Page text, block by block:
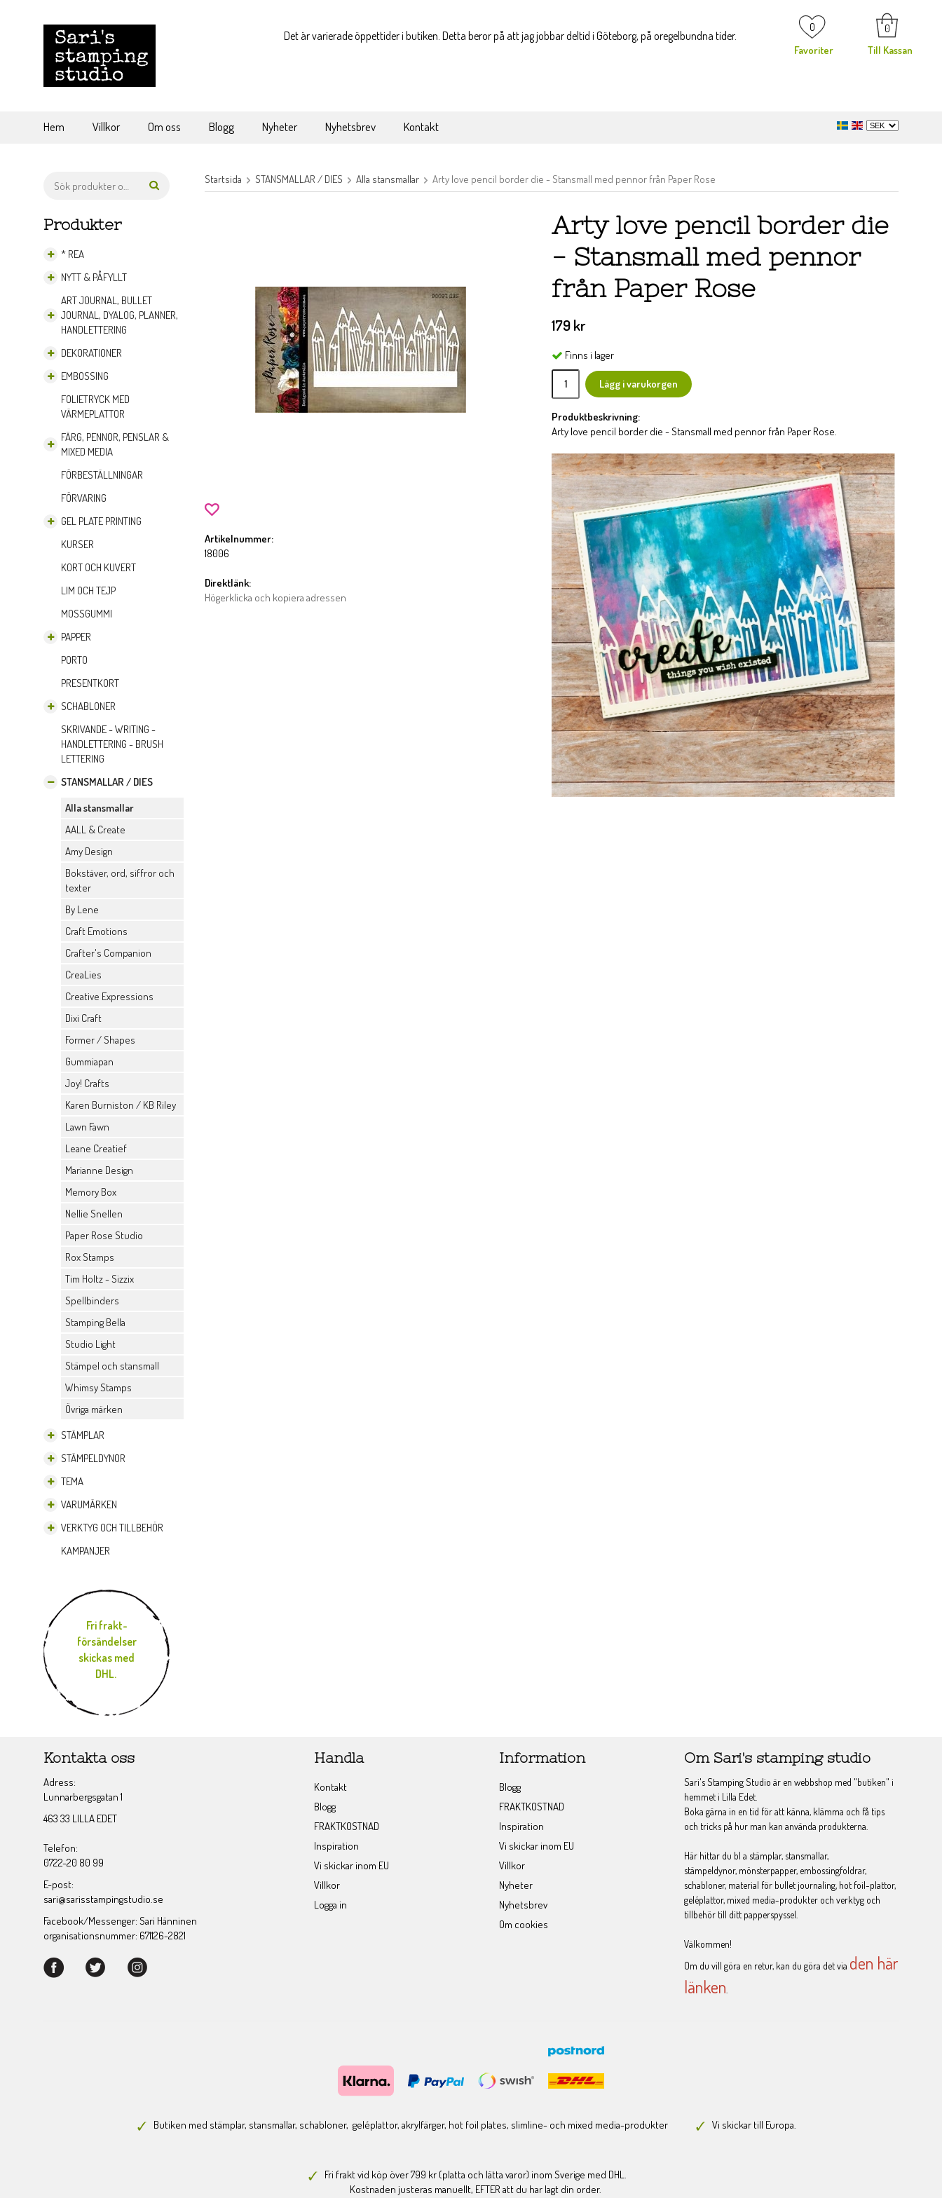
0
Favoriter
0
Till Kassan
Det är varierade öppettider i butiken. Detta beror på att jag jobbar deltid i Göteborg, på oregelbundna tider.
Hem Villkor Om oss Blogg Nyheter Nyhetsbrev Kontakt
Produkter
* REA
NYTT & PÅFYLLT
ART JOURNAL, BULLET
JOURNAL, DYALOG, PLANNER,
HANDLETTERING
DEKORATIONER
EMBOSSING
FOLIETRYCK MED
VÄRMEPLATTOR
FÄRG, PENNOR, PENSLAR &
MIXED MEDIA
FÖRBESTÄLLNINGAR
FÖRVARING
GEL PLATE PRINTING
KURSER
KORT OCH KUVERT
LIM OCH TEJP
MOSSGUMMI
PAPPER
PORTO
PRESENTKORT
SCHABLONER
SKRIVANDE - WRITING -
HANDLETTERING - BRUSH
LETTERING
STANSMALLAR / DIES
Alla stansmallar
AALL & Create
Amy Design
Bokstäver, ord, siffror och
texter
By Lene
Craft Emotions
Crafter's Companion
CreaLies
Creative Expressions
Dixi Craft
Former / Shapes
Gummiapan
Joy! Crafts
Karen Burniston / KB Riley
Lawn Fawn
Leane Creatief
Marianne Design
Memory Box
Nellie Snellen
Paper Rose Studio
Rox Stamps
Tim Holtz - Sizzix
Spellbinders
Stamping Bella
Studio Light
Stämpel och stansmall
Whimsy Stamps
Övriga märken
STÄMPLAR
STÄMPELDYNOR
TEMA
VARUMÄRKEN
VERKTYG OCH TILLBEHÖR
KAMPANJER
Fri frakt-
försändelser
skickas med
DHL.
Startsida STANSMALLAR / DIES Alla stansmallar Arty love pencil border die - Stansmall med pennor från Paper Rose
Arty love pencil border die
- Stansmall med pennor
från Paper Rose
179 kr
Finns i lager
Lägg i varukorgen
Produktbeskrivning:
Arty love pencil border die - Stansmall med pennor från Paper Rose.
Artikelnummer:
18006
Direktlänk:
Högerklicka och kopiera adressen
Kontakta oss
Adress:
Lunnarbergsgatan 1
463 33 LILLA EDET
Telefon:
0722-20 80 99
E-post:
sari@sarisstampingstudio.se
Facebook/Messenger: Sari Hänninen
organisationsnummer: 671126-2821
Handla
Kontakt
Blogg
FRAKTKOSTNAD
Inspiration
Vi skickar inom EU
Villkor
Logga in
Information
Blogg
FRAKTKOSTNAD
Inspiration
Vi skickar inom EU
Villkor
Nyheter
Nyhetsbrev
Om cookies
Om Sari's stamping studio
Sari's Stamping Studio är en webbshop med "butiken" i
hemmet i Lilla Edet.
Boka gärna in en tid för att känna, klämma och få tips
och tricks på hur man kan använda produkterna.
Här hittar du bl a stämplar, stansmallar,
stämpeldynor, mönsterpapper, embossingfoldrar,
schabloner, material för bullet journaling, hot foil-plattor,
geléplattor, mixed media-produkter och verktyg och
tillbehör till ditt papperspyssel.
Välkommen!
Om du vill göra en retur, kan du göra det via den här
länken
Butiken med stämplar, stansmallar, schabloner, geléplattor, akrylfärger, hot foil plates, slimline- och mixed media-produkter Vi skickar till Europa.
Fri frakt vid köp över 799 kr (platta och lätta varor) inom Sverige med DHL.
Kostnaden justeras manuellt, EFTER att du har lagt din order.